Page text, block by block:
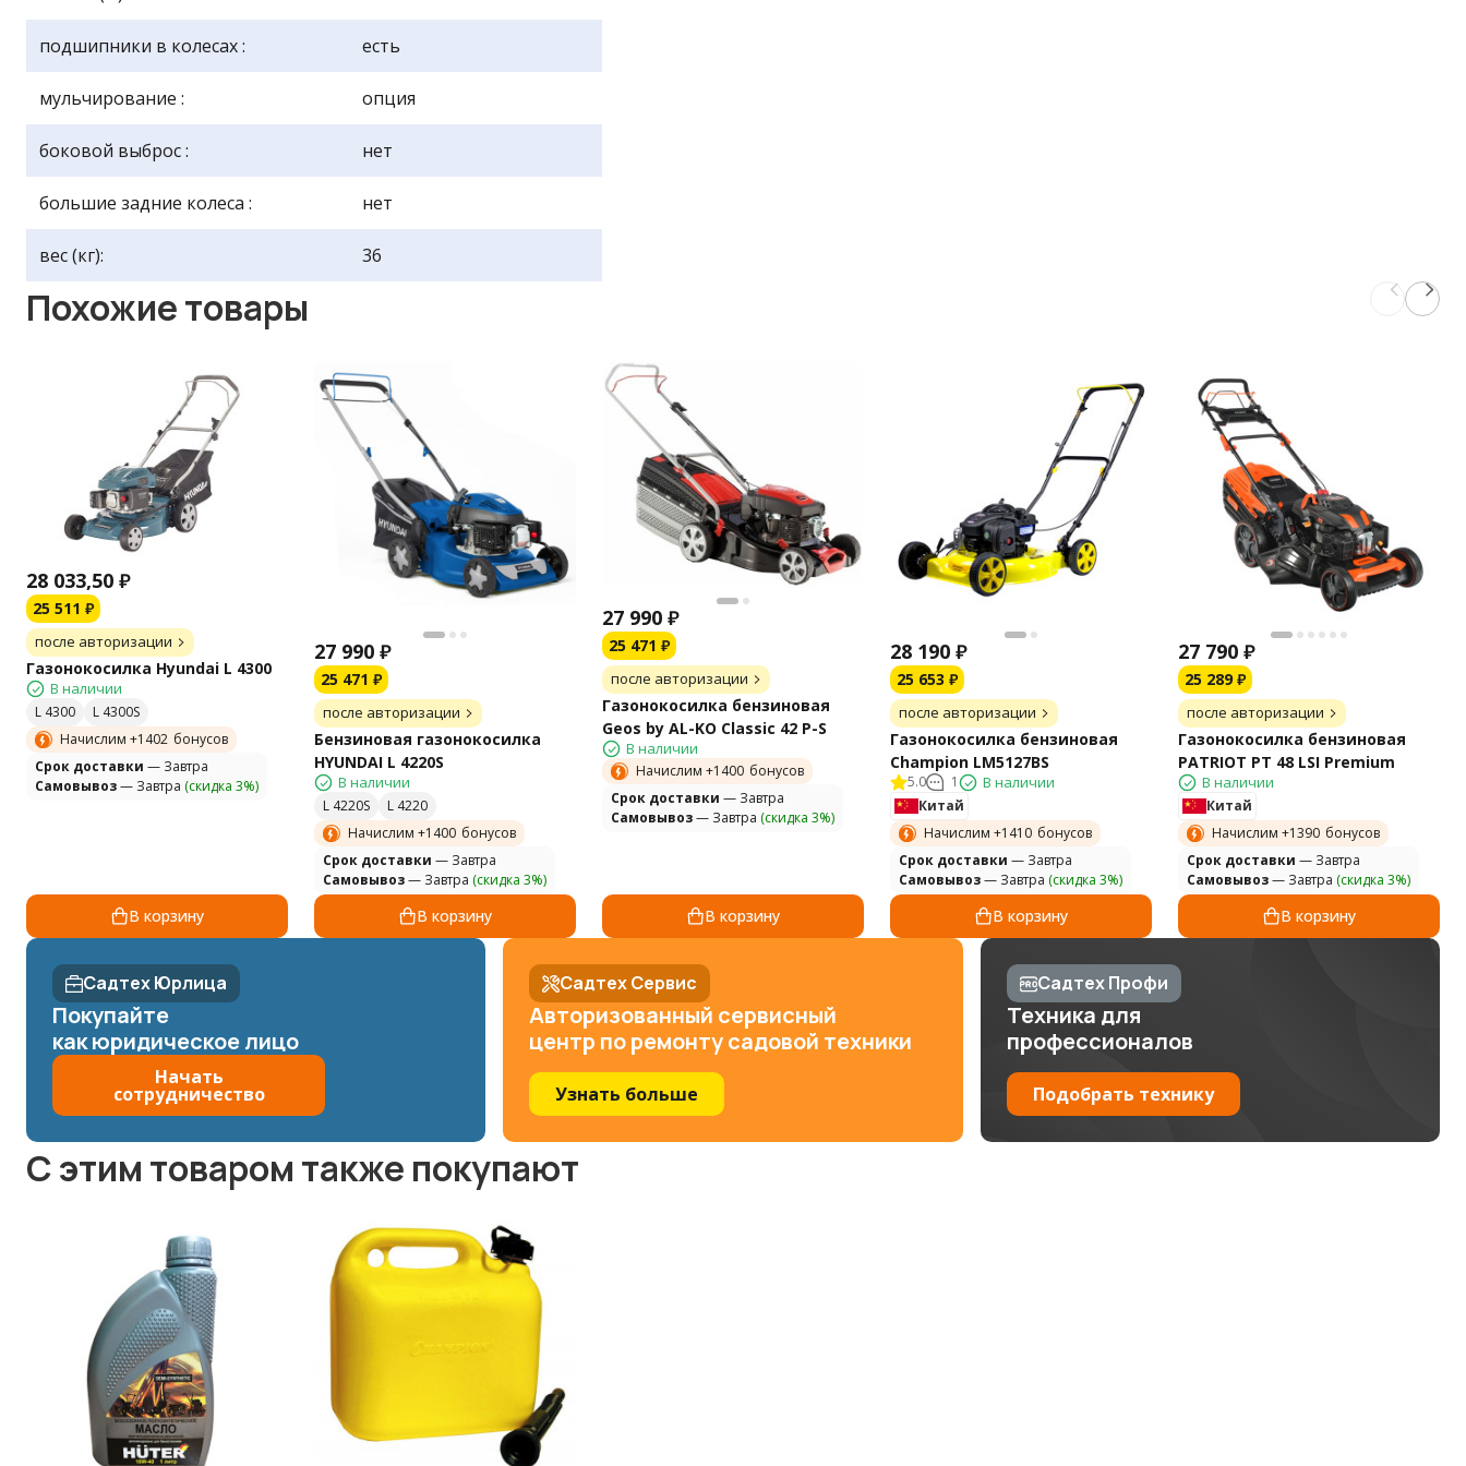
подшипники в колесах : есть
мульчирование : опция
боковой выброс : нет
большие задние колеса : нет
вес (кг): 36
Похожие товары
28 033,50 ₽
25 511 ₽
после авторизации
Газонокосилка Hyundai L 4300
В наличии
L 4300
L 4300S
Начислим +1402 бонусов
Cрок доставки — Завтра
Самовывоз— Завтра (скидка 3%)
В корзину
27 990 ₽
25 471 ₽
после авторизации
Бензиновая газонокосилка
HYUNDAI L 4220S
В наличии
L 4220S
L 4220
Начислим +1400 бонусов
Cрок доставки — Завтра
Самовывоз— Завтра (скидка 3%)
В корзину
27 990 ₽
25 471 ₽
после авторизации
Газонокосилка бензиновая
Geos by AL-KO Classic 42 P-S
В наличии
Начислим +1400 бонусов
Cрок доставки — Завтра
Самовывоз— Завтра (скидка 3%)
В корзину
28 190 ₽
25 653 ₽
после авторизации
Газонокосилка бензиновая
Champion LM5127BS
5.0 1 В наличии
Китай
Начислим +1410 бонусов
Cрок доставки — Завтра
Самовывоз— Завтра (скидка 3%)
В корзину
27 790 ₽
25 289 ₽
после авторизации
Газонокосилка бензиновая
PATRIOT PT 48 LSI Premium
В наличии
Китай
Начислим +1390 бонусов
Cрок доставки — Завтра
Самовывоз— Завтра (скидка 3%)
В корзину
Садтех Юрлица
Покупайте
как юридическое лицо
Начать
сотрудничество
Садтех Сервис
Авторизованный сервисный
центр по ремонту садовой техники
Узнать больше
Садтех Профи
Техника для
профессионалов
Подобрать технику
C этим товаром также покупают